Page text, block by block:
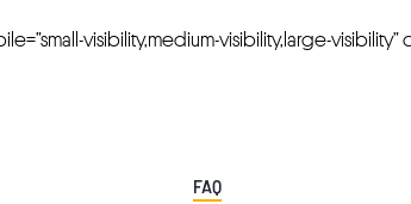
visibility,medium-visibility,large-visibility”
FAQ